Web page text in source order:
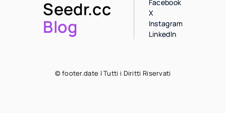
Seedr.cc
Blog
Facebook
X
Instagram
LinkedIn
© footer.date | Tutti i Diritti Riservati